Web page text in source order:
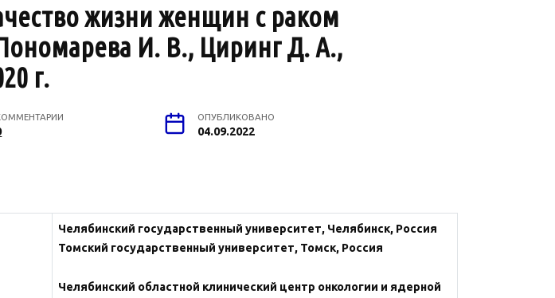
жизни женщин с раком
И. В., Циринг Д. А.,
г.
ОПУБЛИКОВАНО
04.09.2022
Челябинский государственный университет, Челябинск, Россия
Томский государственный университет, Томск, Россия
Челябинский областной клинический центр онкологии и ядерной